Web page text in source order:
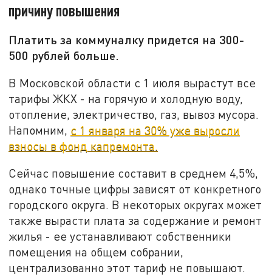
причину повышения
Платить за коммуналку придется на 300-
500 рублей больше.
В Московской области с 1 июля вырастут все
тарифы ЖКХ - на горячую и холодную воду,
отопление, электричество, газ, вывоз мусора.
Напомним, с 1 января на 30% уже выросли
взносы в фонд капремонта.
Сейчас повышение составит в среднем 4,5%,
однако точные цифры зависят от конкретного
городского округа. В некоторых округах может
также вырасти плата за содержание и ремонт
жилья - ее устанавливают собственники
помещения на общем собрании,
централизованно этот тариф не повышают.